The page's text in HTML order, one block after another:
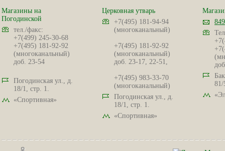
Магазины на
Погодинской
тел./факс:
+7(499) 245-30-68
+7(495) 181-92-92
(многоканальный)
доб. 23-54
Погодинская ул., д.
18/1, стр. 1.
«Спортивная»
Церковная утварь
+7(495) 181-94-94
(многоканальный)
+7(495) 181-92-92
(многоканальный)
доб. 23-17, 22-51,
+7(495) 983-33-70
(многоканальный)
Погодинская ул., д.
18/1, стр. 1.
«Спортивная»
81/